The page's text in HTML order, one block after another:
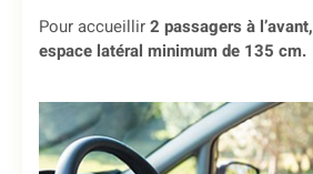
Pour accueillir2 passagers à l’avant,
espace latéral minimum de 135 cm.